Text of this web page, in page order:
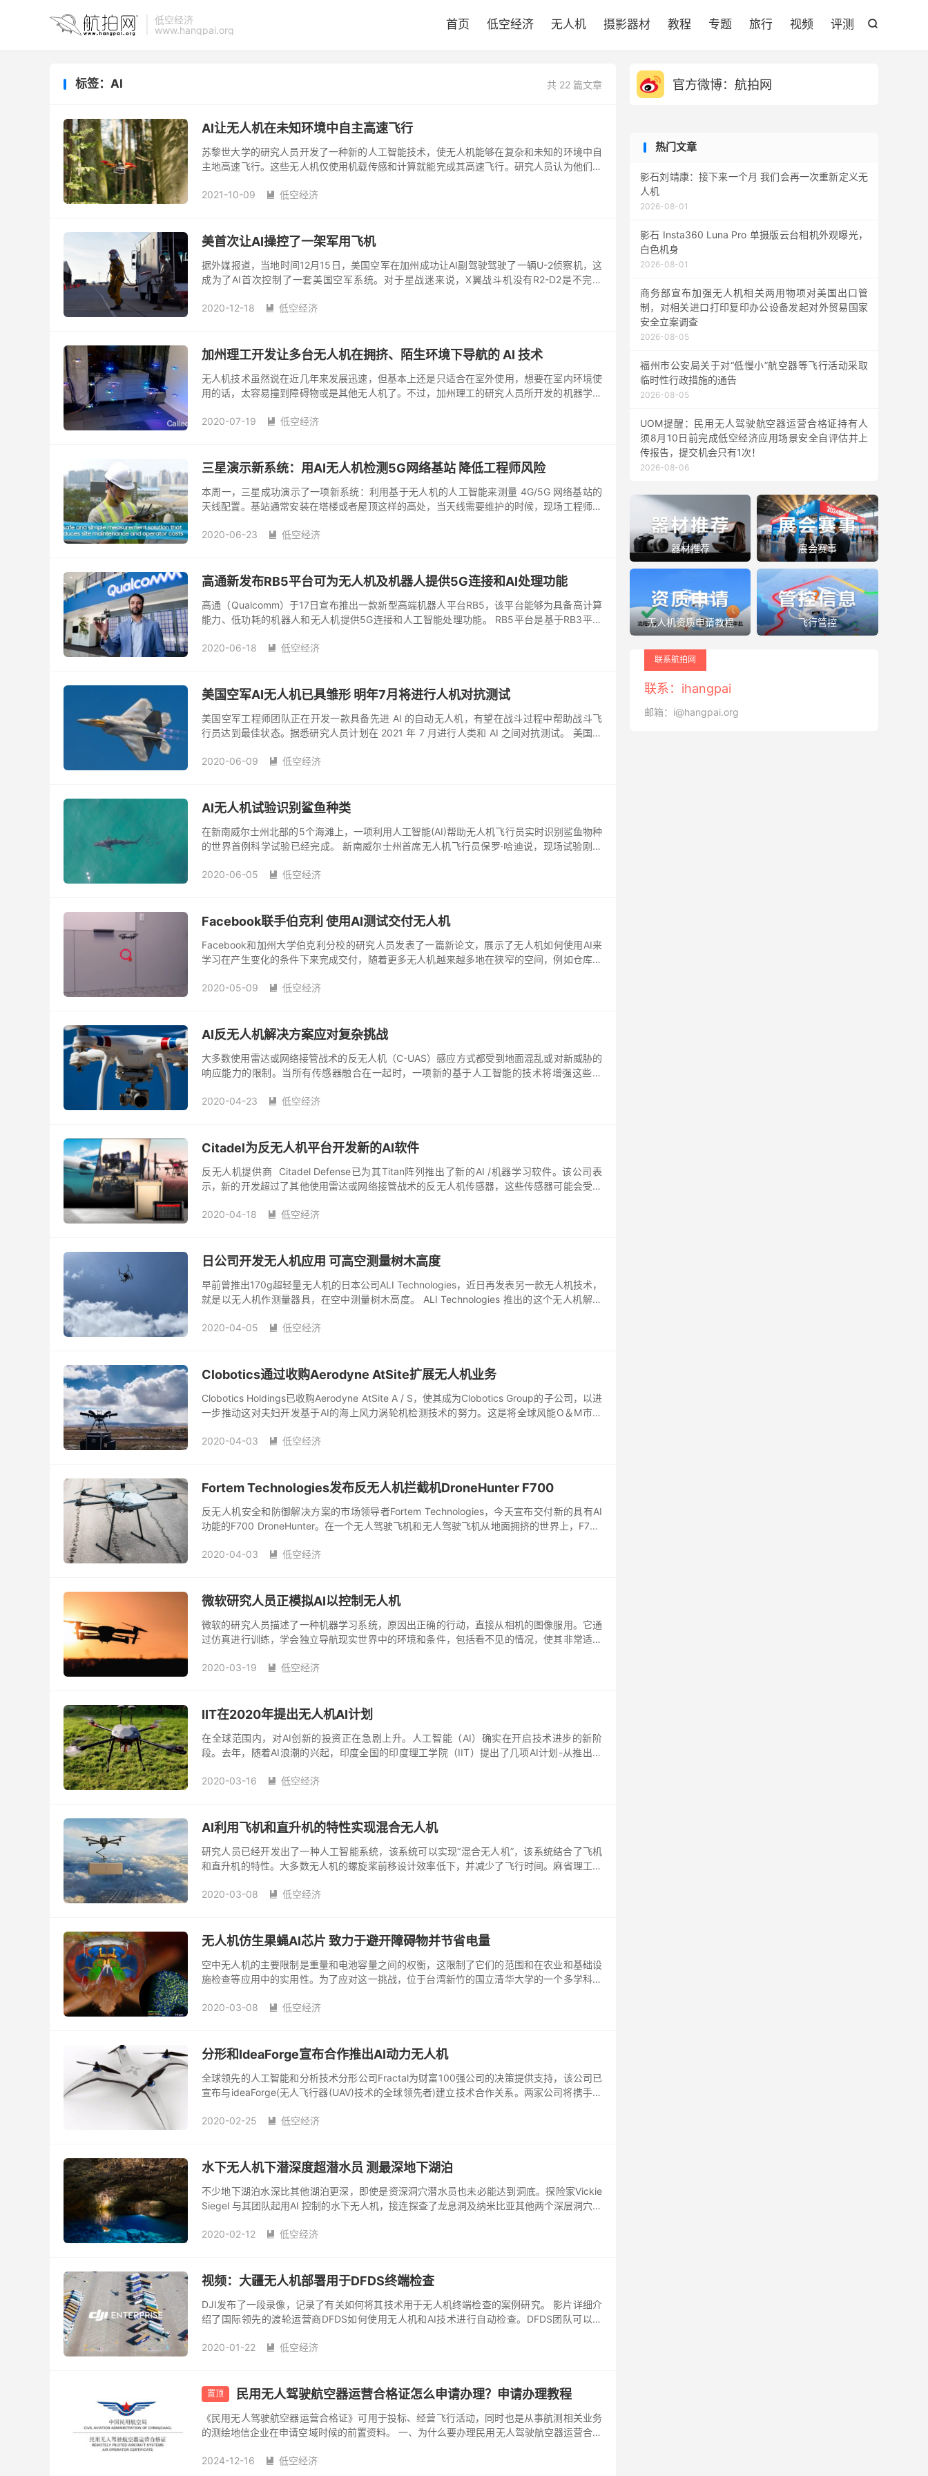
低空经济
www.hangpai.org

首页 低空经济 无人机 摄影器材 教程 专题 旅行 视频 评测
共 22 篇文章
标签：AI
AI让无人机在未知环境中自主高速飞行
苏黎世大学的研究人员开发了一种新的人工智能技术，使无人机能够在复杂和未知的环境中自
主地高速飞行。这些无人机仅使用机载传感和计算就能完成其高速飞行。研究人员认为他们的
2021-10-09
 低空经济
美首次让AI操控了一架军用飞机
据外媒报道，当地时间12月15日，美国空军在加州成功让AI副驾驶驾驶了一辆U-2侦察机，这
成为了AI首次控制了一套美国空军系统。对于星战迷来说，X翼战斗机没有R2-D2是不完整
2020-12-18
 低空经济
加州理工开发让多台无人机在拥挤、陌生环境下导航的 AI 技术
无人机技术虽然说在近几年来发展迅速，但基本上还是只适合在室外使用，想要在室内环境使
用的话，太容易撞到障碍物或是其他无人机了。不过，加州理工的研究人员所开发的机器学习
2020-07-19
 低空经济
三星演示新系统：用AI无人机检测5G网络基站 降低工程师风险
本周一，三星成功演示了一项新系统：利用基于无人机的人工智能来测量 4G/5G 网络基站的
天线配置。基站通常安装在塔楼或者屋顶这样的高处，当天线需要维护的时候，现场工程师就
2020-06-23
 低空经济
高通新发布RB5平台可为无人机及机器人提供5G连接和AI处理功能
高通（Qualcomm）于17日宣布推出一款新型高端机器人平台RB5，该平台能够为具备高计算
能力、低功耗的机器人和无人机提供5G连接和人工智能处理功能。 RB5平台是基于RB3平台
2020-06-18
 低空经济
美国空军AI无人机已具雏形 明年7月将进行人机对抗测试
美国空军工程师团队正在开发一款具备先进 AI 的自动无人机，有望在战斗过程中帮助战斗飞
行员达到最佳状态。据悉研究人员计划在 2021 年 7 月进行人类和 AI 之间对抗测试。 美国空
2020-06-09
 低空经济
AI无人机试验识别鲨鱼种类
在新南威尔士州北部的5个海滩上，一项利用人工智能(AI)帮助无人机飞行员实时识别鲨鱼物种
的世界首例科学试验已经完成。 新南威尔士州首席无人机飞行员保罗·哈迪说，现场试验刚刚
2020-06-05
 低空经济
Facebook联手伯克利 使用AI测试交付无人机
Facebook和加州大学伯克利分校的研究人员发表了一篇新论文，展示了无人机如何使用AI来
学习在产生变化的条件下来完成交付，随着更多无人机越来越多地在狭窄的空间，例如仓库或
2020-05-09
 低空经济
AI反无人机解决方案应对复杂挑战
大多数使用雷达或网络接管战术的反无人机（C-UAS）感应方式都受到地面混乱或对新威胁的
响应能力的限制。当所有传感器融合在一起时，一项新的基于人工智能的技术将增强这些功
2020-04-23
 低空经济
Citadel为反无人机平台开发新的AI软件
反无人机提供商 Citadel Defense已为其Titan阵列推出了新的AI /机器学习软件。该公司表
示，新的开发超过了其他使用雷达或网络接管战术的反无人机传感器，这些传感器可能会受到
2020-04-18
 低空经济
日公司开发无人机应用 可高空测量树木高度
早前曾推出170g超轻量无人机的日本公司ALI Technologies，近日再发表另一款无人机技术，
就是以无人机作测量器具，在空中测量树木高度。 ALI Technologies 推出的这个无人机解决
2020-04-05
 低空经济
Clobotics通过收购Aerodyne AtSite扩展无人机业务
Clobotics Holdings已收购Aerodyne AtSite A / S，使其成为Clobotics Group的子公司，以进
一步推动这对夫妇开发基于AI的海上风力涡轮机检测技术的努力。这是将全球风能O＆M市场
2020-04-03
 低空经济
Fortem Technologies发布反无人机拦截机DroneHunter F700
反无人机安全和防御解决方案的市场领导者Fortem Technologies，今天宣布交付新的具有AI
功能的F700 DroneHunter。在一个无人驾驶飞机和无人驾驶飞机从地面拥挤的世界上，F700
2020-04-03
 低空经济
微软研究人员正模拟AI以控制无人机
微软的研究人员描述了一种机器学习系统，原因出正确的行动，直接从相机的图像服用。它通
过仿真进行训练，学会独立导航现实世界中的环境和条件，包括看不见的情况，使其非常适合
2020-03-19
 低空经济
IIT在2020年提出无人机AI计划
在全球范围内，对AI创新的投资正在急剧上升。人工智能（AI）确实在开启技术进步的新阶
段。去年，随着AI浪潮的兴起，印度全国的印度理工学院（IIT）提出了几项AI计划-从推出课
2020-03-16
 低空经济
AI利用飞机和直升机的特性实现混合无人机
研究人员已经开发出了一种人工智能系统，该系统可以实现“混合无人机”，该系统结合了飞机
和直升机的特性。大多数无人机的螺旋桨前移设计效率低下，并减少了飞行时间。麻省理工学
2020-03-08
 低空经济
无人机仿生果蝇AI芯片 致力于避开障碍物并节省电量
空中无人机的主要限制是重量和电池容量之间的权衡，这限制了它们的范围和在农业和基础设
施检查等应用中的实用性。为了应对这一挑战，位于台湾新竹的国立清华大学的一个多学科团
2020-03-08
 低空经济
分形和IdeaForge宣布合作推出AI动力无人机
全球领先的人工智能和分析技术分形公司Fractal为财富100强公司的决策提供支持，该公司已
宣布与ideaForge(无人飞行器(UAV)技术的全球领先者)建立技术合作关系。两家公司将携手提
2020-02-25
 低空经济
水下无人机下潜深度超潜水员 测最深地下湖泊
不少地下湖泊水深比其他湖泊更深，即使是资深洞穴潜水员也未必能达到洞底。探险家Vickie
Siegel 与其团队起用AI 控制的水下无人机，接连探查了龙息洞及纳米比亚其他两个深层洞穴，
2020-02-12
 低空经济
视频：大疆无人机部署用于DFDS终端检查
DJI发布了一段录像，记录了有关如何将其技术用于无人机终端检查的案例研究。 影片详细介
绍了国际领先的渡轮运营商DFDS如何使用无人机和AI技术进行自动检查。DFDS团队可以将
2020-01-22
 低空经济
置顶 民用无人驾驶航空器运营合格证怎么申请办理？申请办理教程
《民用无人驾驶航空器运营合格证》可用于投标、经营飞行活动，同时也是从事航测相关业务
的测绘地信企业在申请空域时候的前置资料。 一、为什么要办理民用无人驾驶航空器运营合格
2024-12-16
 低空经济
官方微博：航拍网
热门文章
影石刘靖康：接下来一个月 我们会再一次重新定义无
人机
2026-08-01
影石 Insta360 Luna Pro 单摄版云台相机外观曝光，
白色机身
2026-08-01
商务部宣布加强无人机相关两用物项对美国出口管
制，对相关进口打印复印办公设备发起对外贸易国家
安全立案调查
2026-08-05
福州市公安局关于对“低慢小”航空器等飞行活动采取
临时性行政措施的通告
2026-08-05
UOM提醒：民用无人驾驶航空器运营合格证持有人
须8月10日前完成低空经济应用场景安全自评估并上
传报告，提交机会只有1次！
2026-08-06
器材推荐 展会赛事
无人机资质申请教程 飞行管控
联系航拍网
联系：ihangpai
邮箱：i@hangpai.org